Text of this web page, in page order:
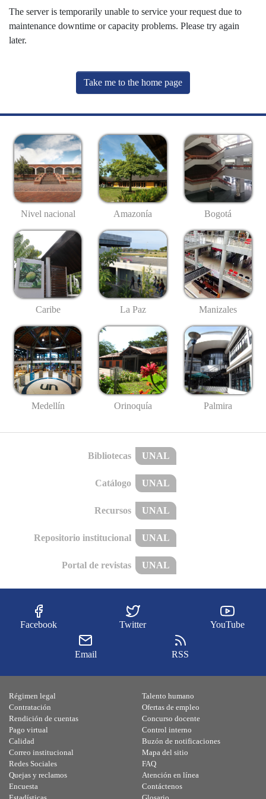
The server is temporarily unable to service your request due to
maintenance downtime or capacity problems. Please try again
later.
Take me to the home page
Nivel nacional Amazonía Bogotá
Caribe La Paz Manizales
Medellín Orinoquía Palmira
Bibliotecas UNAL
Catálogo UNAL
Recursos UNAL
Repositorio institucional UNAL
Portal de revistas UNAL
Facebook Twitter YouTube
Email RSS
Régimen legal
Contratación
Rendición de cuentas
Pago virtual
Calidad
Talento humano
Ofertas de empleo
Concurso docente
Control interno
Buzón de notificaciones
Correo institucional
Redes Sociales
Quejas y reclamos
Encuesta
Mapa del sitio
FAQ
Atención en línea
Contáctenos